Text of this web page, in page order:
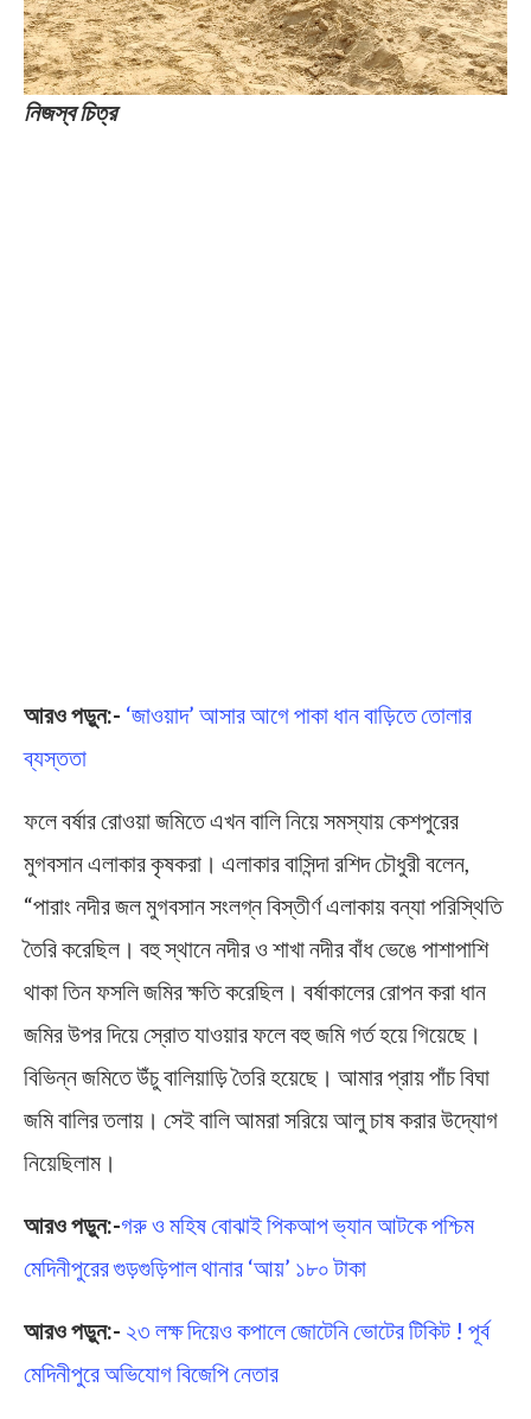
নিজস্ব চিত্র
আরও পড়ুন:- ‘জাওয়াদ’ আসার আগে পাকা ধান বাড়িতে তোলার
ব্যস্ততা
ফলে বর্ষার রোওয়া জমিতে এখন বালি নিয়ে সমস্যায় কেশপুরের
মুগবসান এলাকার কৃষকরা। এলাকার বাসিন্দা রশিদ চৌধুরী বলেন,
“পারাং নদীর জল মুগবসান সংলগ্ন বিস্তীর্ণ এলাকায় বন্যা পরিস্থিতি
তৈরি করেছিল। বহু স্থানে নদীর ও শাখা নদীর বাঁধ ভেঙে পাশাপাশি
থাকা তিন ফসলি জমির ক্ষতি করেছিল। বর্ষাকালের রোপন করা ধান
জমির উপর দিয়ে স্রোত যাওয়ার ফলে বহু জমি গর্ত হয়ে গিয়েছে।
বিভিন্ন জমিতে উঁচু বালিয়াড়ি তৈরি হয়েছে। আমার প্রায় পাঁচ বিঘা
জমি বালির তলায়। সেই বালি আমরা সরিয়ে আলু চাষ করার উদ্যোগ
নিয়েছিলাম।
আরও পড়ুন:-গরু ও মহিষ বোঝাই পিকআপ ভ্যান আটকে পশ্চিম
মেদিনীপুরের গুড়গুড়িপাল থানার ‘আয়’ ১৮০ টাকা
আরও পড়ুন:- ২৩ লক্ষ দিয়েও কপালে জোটেনি ভোটের টিকিট ! পূর্ব
মেদিনীপুরে অভিযোগ বিজেপি নেতার